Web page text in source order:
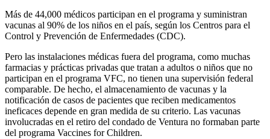
Más de 44,000 médicos participan en el programa y suministran
vacunas al 90% de los niños en el país, según los Centros para el
Control y Prevención de Enfermedades (CDC).
Pero las instalaciones médicas fuera del programa, como muchas
farmacias y prácticas privadas que tratan a adultos o niños que no
participan en el programa VFC, no tienen una supervisión federal
comparable. De hecho, el almacenamiento de vacunas y la
notificación de casos de pacientes que reciben medicamentos
ineficaces depende en gran medida de su criterio. Las vacunas
involucradas en el retiro del condado de Ventura no formaban parte
del programa Vaccines for Children.